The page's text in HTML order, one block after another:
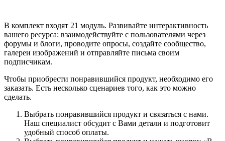
В комплект входят 21 модуль. Развивайте интерактивность
вашего ресурса: взаимодействуйте с пользователями через
форумы и блоги, проводите опросы, создайте сообщество,
галереи изображений и отправляйте письма своим
подписчикам.
Чтобы приобрести понравившийся продукт, необходимо его
заказать. Есть несколько сценариев того, как это можно
сделать.
Выбрать понравившийся продукт и связаться с нами.
Наш специалист обсудит с Вами детали и подготовит
удобный способ оплаты.